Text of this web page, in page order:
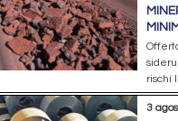
rischi
3